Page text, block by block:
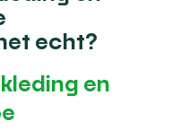
echt?
en